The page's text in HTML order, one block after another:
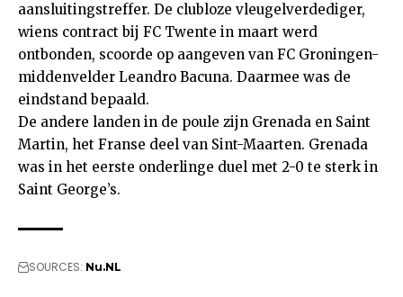
aansluitingstreffer. De clubloze vleugelverdediger,
wiens contract bij FC Twente in maart werd
ontbonden, scoorde op aangeven van FC Groningen-
middenvelder Leandro Bacuna. Daarmee was de
eindstand bepaald.
De andere landen in de poule zijn Grenada en Saint
Martin, het Franse deel van Sint-Maarten. Grenada
was in het eerste onderlinge duel met 2-0 te sterk in
Saint George’s.
SOURCES: Nu.NL